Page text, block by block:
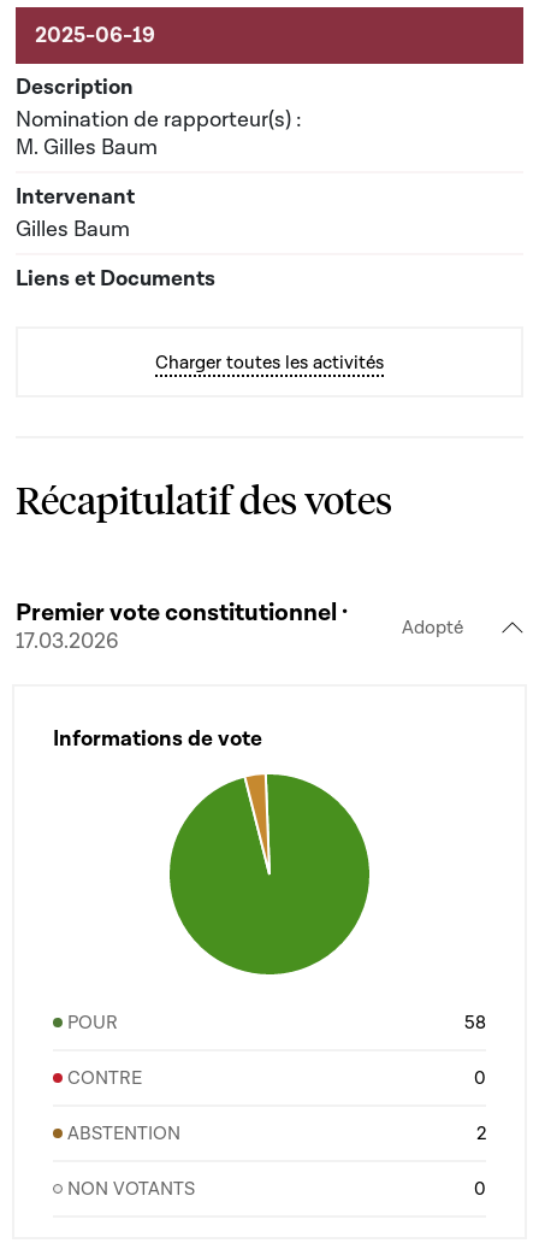
Nomination de rapporteur(s) :
M. Gilles Baum
Gilles Baum
Charger toutes les activités
Récapitulatif des votes
Premier vote constitutionnel ·
17.03.2026
Adopté
Informations de vote
POUR 58
CONTRE 0
ABSTENTION 2
NON VOTANTS 0